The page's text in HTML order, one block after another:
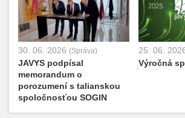
30. 06. 2026 (Správa)
JAVYS podpísal
memorandum o
porozumení s talianskou
spoločnosťou SOGIN
25. 06.
Výročná